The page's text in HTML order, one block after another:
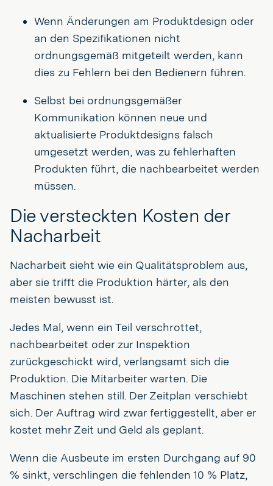
Wenn Änderungen am Produktdesign oder
an den Spezifikationen nicht
ordnungsgemäß mitgeteilt werden, kann
dies zu Fehlern bei den Bedienern führen.
Selbst bei ordnungsgemäßer
Kommunikation können neue und
aktualisierte Produktdesigns falsch
umgesetzt werden, was zu fehlerhaften
Produkten führt, die nachbearbeitet werden
müssen.
Die versteckten Kosten der
Nacharbeit
Nacharbeit sieht wie ein Qualitätsproblem aus,
aber sie trifft die Produktion härter, als den
meisten bewusst ist.
Jedes Mal, wenn ein Teil verschrottet,
nachbearbeitet oder zur Inspektion
zurückgeschickt wird, verlangsamt sich die
Produktion. Die Mitarbeiter warten. Die
Maschinen stehen still. Der Zeitplan verschiebt
sich. Der Auftrag wird zwar fertiggestellt, aber er
kostet mehr Zeit und Geld als geplant.
Wenn die Ausbeute im ersten Durchgang auf 90
% sinkt, verschlingen die fehlenden 10 % Platz,